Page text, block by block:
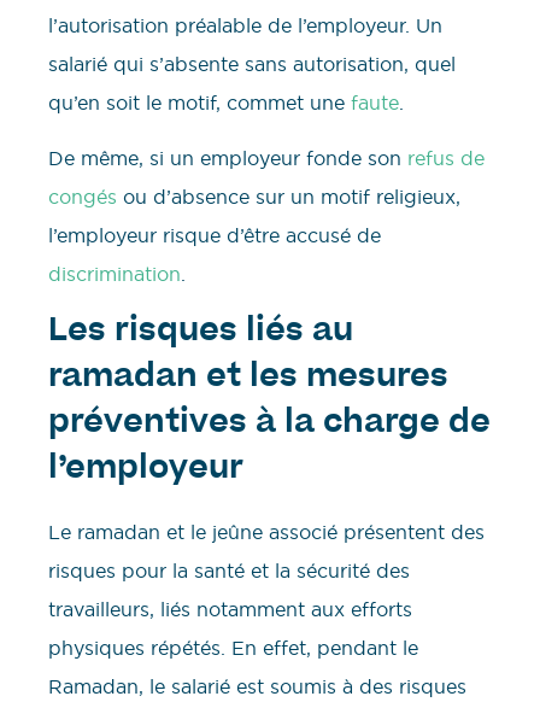
l’autorisation préalable de l’employeur. Un
salarié qui s’absente sans autorisation, quel
qu’en soit le motif, commet une faute
De même, si un employeur fonde son refus de
congés ou d’absence sur un motif religieux,
l’employeur risque d’être accusé de
discrimination
Les risques liés au
ramadan et les mesures
préventives à la charge de
l’employeur
Le ramadan et le jeûne associé présentent des
risques pour la santé et la sécurité des
travailleurs, liés notamment aux efforts
physiques répétés. En effet, pendant le
Ramadan, le salarié est soumis à des risques